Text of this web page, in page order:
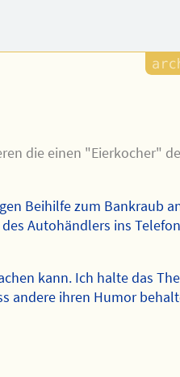
die einen "Eierkocher"
Beihilfe zum Bankraub
Autohändlers ins
kann. Ich halte das
andere ihren Humor